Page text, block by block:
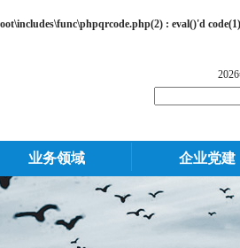
: eval()'d
业务领域 企业党建